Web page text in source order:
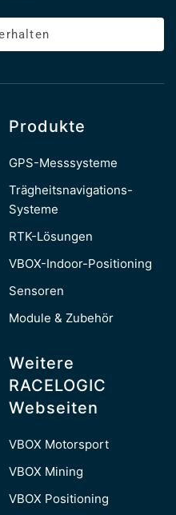
Produkte
GPS-Messsysteme
Trägheitsnavigations-
Systeme
RTK-Lösungen
VBOX-Indoor-Positioning
Sensoren
Module & Zubehör
Weitere
RACELOGIC
Webseiten
VBOX Motorsport
VBOX Mining
VBOX Positioning